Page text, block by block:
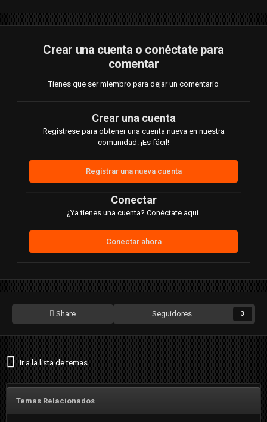
tía con el busto grande y las otras pues normales el rango de
Pregunte y pregunte pero enserio no quede tan convencido.
de la ubicación y el dato exacto pues no tengo problema no
se si siempre sea así pero bueno es lo que hay.
No voy a volver y si lo hago será para curiosear un rato y ver
si hay algo rescatable aunque sigo dudando de si alguna vez
que ofrecen y pues solo si es tu último y posible recurso se
podría hacer algo al respecto.
Crear una cuenta o conéctate para
comentar
Tienes que ser miembro para dejar un comentario
Crear una cuenta
Regístrese para obtener una cuenta nueva en nuestra
comunidad. ¡Es fácil!
Registrar una nueva cuenta
Conectar
¿Ya tienes una cuenta? Conéctate aquí.
Conectar ahora
Share Seguidores 3
Ir a la lista de temas
Temas Relacionados